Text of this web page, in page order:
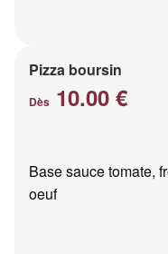
Pizza boursin
Dès 10.00 €
Base sauce tomate,
oeuf